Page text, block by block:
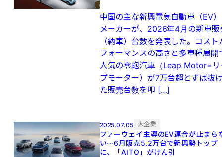
中国の主な新興電気自動車（EV）
メーカーが、2026年4月の新車販
（納車）台数を発表した。コスト
フォーマンスの高さと多車種展開
人気の零跑汽車（Leap Motor=リ
プモーター）が7万台超とずば抜
た販売台数を叩 […]
2025.07.05 大企業
ファーウェイ主導のEV連合が止まら
い⋯6月販売5.2万台で新興勢トップ
に、「AITO」がけん引